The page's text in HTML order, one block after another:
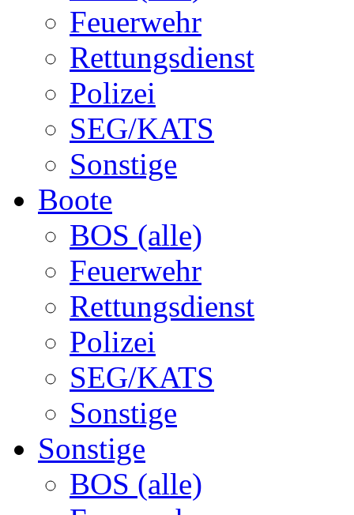
Feuerwehr
Rettungsdienst
Polizei
SEG/KATS
Sonstige
Boote
BOS (alle)
Feuerwehr
Rettungsdienst
Polizei
SEG/KATS
Sonstige
Sonstige
BOS (alle)